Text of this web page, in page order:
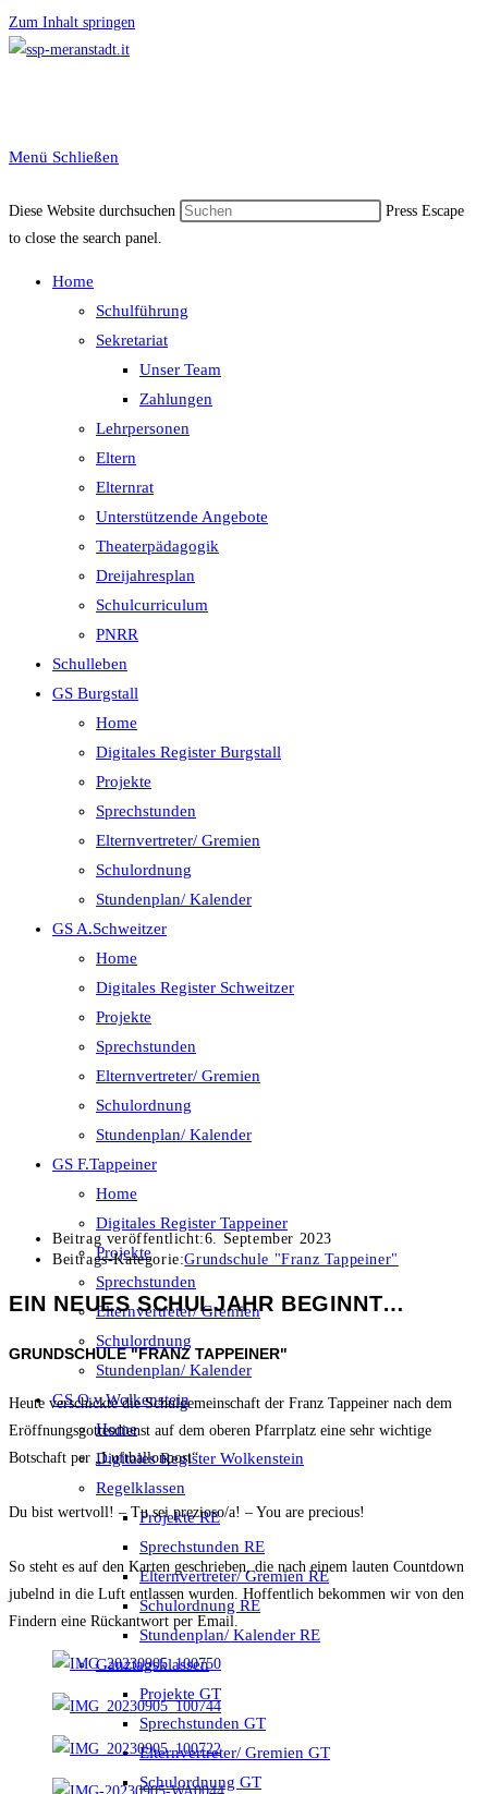
Zum Inhalt springen
Menü Schließen
Diese Website durchsuchen
Press Escape
to close the search panel.
Home
Schulführung
Sekretariat
Unser Team
Zahlungen
Lehrpersonen
Eltern
Elternrat
Unterstützende Angebote
Theaterpädagogik
Dreijahresplan
Schulcurriculum
PNRR
Schulleben
GS Burgstall
Home
Digitales Register Burgstall
Projekte
Sprechstunden
Elternvertreter/ Gremien
Schulordnung
Stundenplan/ Kalender
GS A.Schweitzer
Home
Digitales Register Schweitzer
Projekte
Sprechstunden
Elternvertreter/ Gremien
Schulordnung
Stundenplan/ Kalender
GS F.Tappeiner
Home
Digitales Register Tappeiner
Projekte
Sprechstunden
Elternvertreter/ Gremien
Schulordnung
Stundenplan/ Kalender
GS O.v.Wolkenstein
Home
Digitales Register Wolkenstein
Regelklassen
Projekte RE
Sprechstunden RE
Elternvertreter/ Gremien RE
Schulordnung RE
Stundenplan/ Kalender RE
Ganztagsklassen
Projekte GT
Sprechstunden GT
Elternvertreter/ Gremien GT
Schulordnung GT
Beitrag veröffentlicht:6. September 2023
Beitrags-Kategorie:Grundschule "Franz Tappeiner"
EIN NEUES SCHULJAHR BEGINNT…
GRUNDSCHULE "FRANZ TAPPEINER"
Heute verschickte die Schulgemeinschaft der Franz Tappeiner nach dem
Eröffnungsgottesdienst auf dem oberen Pfarrplatz eine sehr wichtige
Botschaft per „Luftballonpost“.
Du bist wertvoll! – Tu sei prezioso/a! – You are precious!
So steht es auf den Karten geschrieben, die nach einem lauten Countdown
jubelnd in die Luft entlassen wurden. Hoffentlich bekommen wir von den
Findern eine Rückantwort per Email.